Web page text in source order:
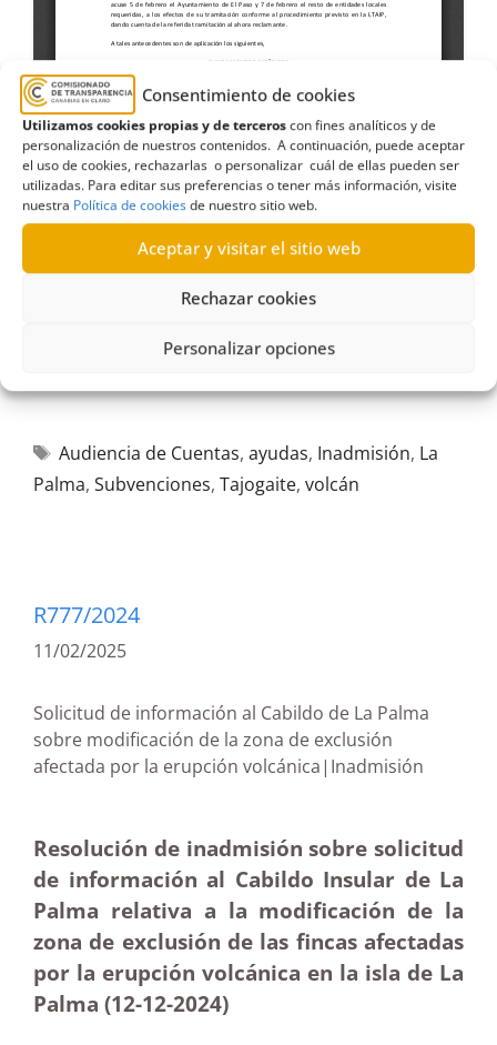
Consentimiento de cookies
Utilizamos cookies propias y de terceroscon fines analíticos y de
personalización de nuestros contenidos. A continuación, puede aceptar
el uso de cookies, rechazarlas o personalizar cuál de ellas pueden ser
utilizadas. Para editar sus preferencias o tener más información, visite
nuestra Política de cookiesde nuestro sitio web.
Aceptar y visitar el sitio web
Rechazar cookies
Personalizar opciones
Audiencia de Cuentas, ayudas, Inadmisión, La
Palma, Subvenciones, Tajogaite, volcán
R777/2024
11/02/2025
Solicitud de información al Cabildo de La Palma
sobre modificación de la zona de exclusión
afectada por la erupción volcánica|Inadmisión
Resolución de inadmisión sobre solicitud
de información al Cabildo Insular de La
Palma relativa a la modificación de la
zona de exclusión de las fincas afectadas
por la erupción volcánica en la isla de La
Palma (12-12-2024)